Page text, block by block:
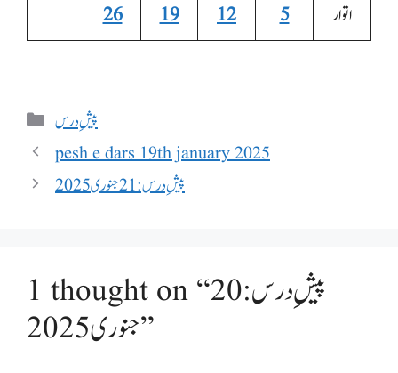
26
19 12 5 اتوار
Categories
پیشِ درس
pesh e dars 19th january 2025
پیشِ درس: 21 جنوری 2025
1 thought on “پیشِ درس: 20
جنوری 2025”